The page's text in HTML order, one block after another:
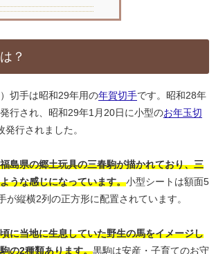
？
切手は昭和29年用の年賀切手です。昭和28年
行され、昭和29年1月20日に小型のお年玉切
発行されました。
島県の郷土玩具の三春駒が描かれており、三
うな感じになっています。小型シートは額面5
が縦横2列の正方形に配置されています。
に当地に生息していた野生の馬をイメージし
の2種類あります。黒駒は安産・子育てのお守